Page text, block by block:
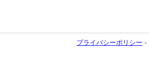
プライバシーポリシー -